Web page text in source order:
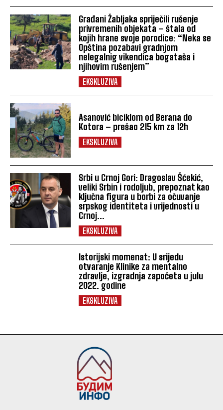
Građani Žabljaka spriječili rušenje
privremenih objekata – štala od
kojih hrane svoje porodice: “Neka se
Opština pozabavi gradnjom
nelegalnig vikendica bogataša i
njihovim rušenjem”
EKSKLUZIVA
Asanović biciklom od Berana do
Kotora – prešao 215 km za 12h
EKSKLUZIVA
Srbi u Crnoj Gori: Dragoslav Šćekić,
veliki Srbin i rodoljub, prepoznat kao
ključna figura u borbi za očuvanje
srpskog identiteta i vrijednosti u
Crnoj...
EKSKLUZIVA
Istorijski momenat: U srijedu
otvaranje Klinike za mentalno
zdravlje, izgradnja započeta u julu
2022. godine
EKSKLUZIVA